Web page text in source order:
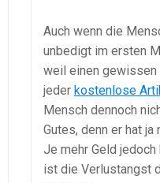
Auch wenn die
unbedigt im ersten
weil einen gewissen
jeder kostenlose
Mensch dennoch
Gutes, denn er hat
Je mehr Geld
ist die Verlustangst